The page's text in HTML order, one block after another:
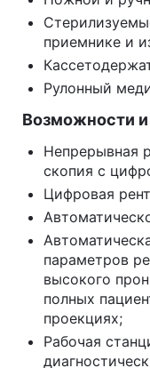
приемнике и
Рулонный
Возможности
Непрерывная
скопия с
Цифровая
параметров
высокого
полных
проекциях;
Рабочая